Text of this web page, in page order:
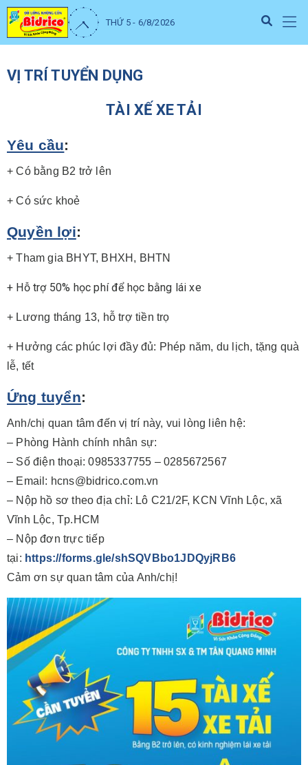
THỨ 5 - 6/8/2026
VỊ TRÍ TUYỂN DỤNG
TÀI XẾ XE TẢI
Yêu cầu:
+ Có bằng B2 trở lên
+ Có sức khoẻ
Quyền lợi:
+ Tham gia BHYT, BHXH, BHTN
+ Hỗ trợ 50% học phí để học bằng lái xe
+ Lương tháng 13, hỗ trợ tiền trọ
+ Hưởng các phúc lợi đầy đủ: Phép năm, du lịch, tặng quà
lễ, tết
Ứng tuyển:
Anh/chị quan tâm đến vị trí này, vui lòng liên hệ:
– Phòng Hành chính nhân sự:
– Số điện thoại: 0985337755 – 0285672567
– Email: hcns@bidrico.com.vn
– Nộp hồ sơ theo địa chỉ: Lô C21/2F, KCN Vĩnh Lộc, xã
Vĩnh Lộc, Tp.HCM
– Nộp đơn trực tiếp
tại: https://forms.gle/shSQVBbo1JDQyjRB6
Cảm ơn sự quan tâm của Anh/chị!